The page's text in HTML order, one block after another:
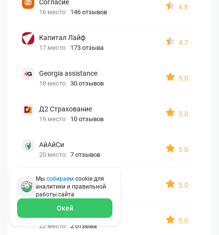
Согласие
16 место 146 отзывов
4.8
Капитал Лайф
17 место 173 отзыва
4.7
Georgia assistance
18 место 30 отзывов
5.0
Д2 Страхование
19 место 10 отзывов
5.0
АйАйСи
20 место 7 отзывов
5.0
OxySport
21 место 6 отзывов
5.0
22 место 2 отзыва
5.0
Мы собираем cookie для
аналитики и правильной
работы сайта
Окей